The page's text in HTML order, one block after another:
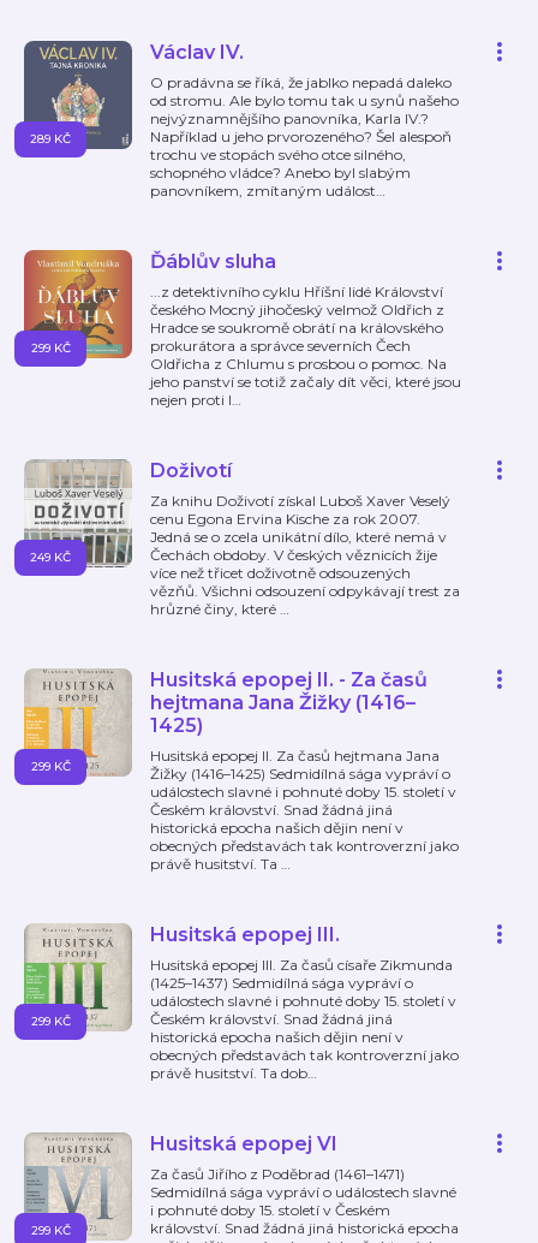
Václav IV.
O pradávna se říká, že jablko nepadá daleko
od stromu. Ale bylo tomu tak u synů našeho
nejvýznamnějšího panovníka, Karla IV.?
Například u jeho prvorozeného? Šel alespoň
trochu ve stopách svého otce silného,
schopného vládce? Anebo byl slabým
panovníkem, zmítaným událost…
289 KČ
Ďáblův sluha
...z detektivního cyklu Hříšní lidé Království
českého Mocný jihočeský velmož Oldřich z
Hradce se soukromě obrátí na královského
prokurátora a správce severních Čech
Oldřicha z Chlumu s prosbou o pomoc. Na
jeho panství se totiž začaly dít věci, které jsou
nejen proti l…
299 KČ
Doživotí
Za knihu Doživotí získal Luboš Xaver Veselý
cenu Egona Ervina Kische za rok 2007.
Jedná se o zcela unikátní dílo, které nemá v
Čechách obdoby. V českých věznicích žije
více než třicet doživotně odsouzených
vězňů. Všichni odsouzení odpykávají trest za
hrůzné činy, které …
249 KČ
Husitská epopej II. - Za časů
hejtmana Jana Žižky (1416–
1425)
Husitská epopej II. Za časů hejtmana Jana
Žižky (1416–1425) Sedmidílná sága vypráví o
událostech slavné i pohnuté doby 15. století v
Českém království. Snad žádná jiná
historická epocha našich dějin není v
obecných představách tak kontroverzní jako
právě husitství. Ta …
299 KČ
Husitská epopej III.
Husitská epopej III. Za časů císaře Zikmunda
(1425–1437) Sedmidílná sága vypráví o
událostech slavné i pohnuté doby 15. století v
Českém království. Snad žádná jiná
historická epocha našich dějin není v
obecných představách tak kontroverzní jako
právě husitství. Ta dob…
299 KČ
Husitská epopej VI
Za časů Jiřího z Poděbrad (1461–1471)
Sedmidílná sága vypráví o událostech slavné
i pohnuté doby 15. století v Českém
království. Snad žádná jiná historická epocha
299 KČ